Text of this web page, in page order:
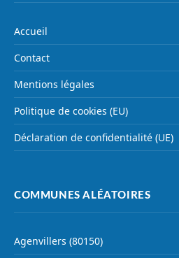
Accueil
Contact
Mentions légales
Politique de cookies (EU)
Déclaration de confidentialité (UE)
COMMUNES ALÉATOIRES
Agenvillers (80150)